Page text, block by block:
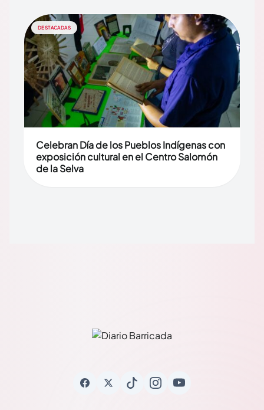
DESTACADAS
Celebran Día de los Pueblos Indígenas con
exposición cultural en el Centro Salomón
de la Selva